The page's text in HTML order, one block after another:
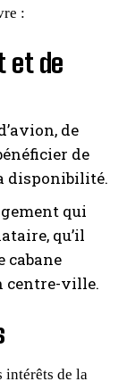
:
et de
de
de
disponibilité.
qui
qu’il
cabane
centre-ville.
intérêts de la